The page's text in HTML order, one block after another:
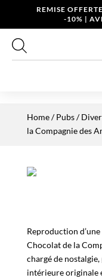
REMISE
-10% |
Home/Pubs /
la Compagnie des
Reproduction
Chocolat de la
chargé de
intérieure originale